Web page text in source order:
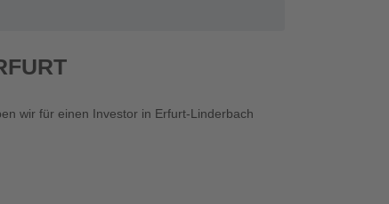
wir für einen Investor in Erfurt-Linderbach